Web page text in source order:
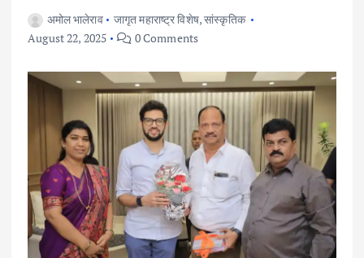
अमोल भालेराव जागृत महाराष्ट्र विशेष,सांस्कृतिक
August 22, 2025
0 Comments